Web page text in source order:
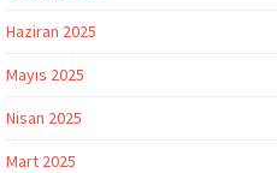
Haziran 2025
Mayıs 2025
Nisan 2025
Mart 2025